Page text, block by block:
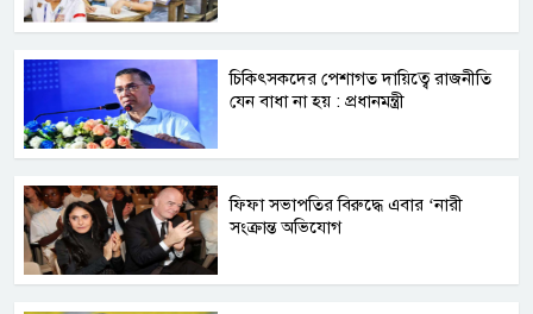
চিকিৎসকদের পেশাগত দায়িত্বে রাজনীতি
যেন বাধা না হয় : প্রধানমন্ত্রী
ফিফা সভাপতির বিরুদ্ধে এবার ‘নারী
সংক্রান্ত অভিযোগ